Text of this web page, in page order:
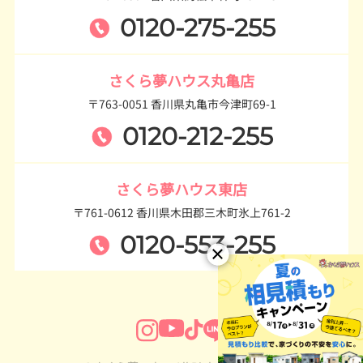
0120-275-255
さくら夢ハウス丸亀店
〒763-0051 香川県丸亀市今津町69-1
0120-212-255
さくら夢ハウス東店
〒761-0612 香川県木田郡三木町氷上761-2
0120-553-255